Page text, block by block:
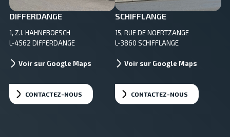
DIFFERDANGE
1, Z.I. HAHNEBOESCH
L-4562 DIFFERDANGE
Voir sur Google Maps
CONTACTEZ-NOUS
SCHIFFLANGE
15, RUE DE NOERTZANGE
L-3860 SCHIFFLANGE
Voir sur Google Maps
CONTACTEZ-NOUS